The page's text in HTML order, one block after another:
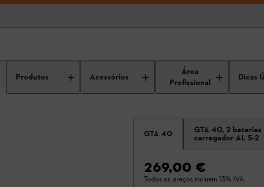
Produtos Acessórios
Área
Profissional
Dicas
GTA 40 GTA 40, 2 baterias
carregador AL 5-2
269,00 €
Todos os preços incluem 13% IVA.